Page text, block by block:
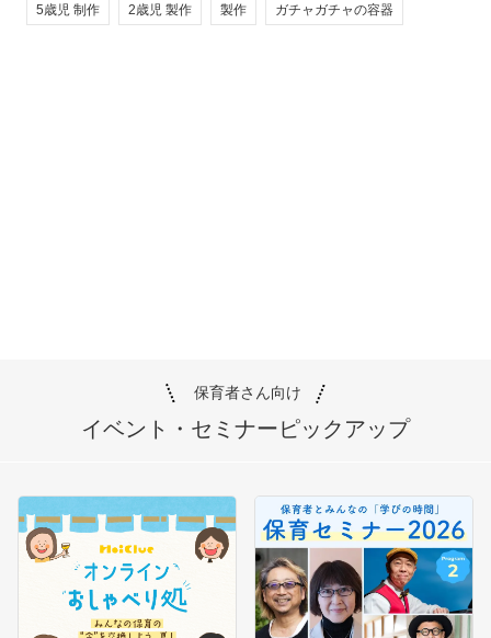
5歳児 制作 2歳児 製作 製作 ガチャガチャの容器
保育者さん向け
イベント・セミナーピックアップ